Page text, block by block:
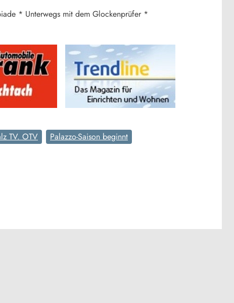
* Unterwegs mit dem Glockenprüfer *
TV. OTV
Palazzo-Saison beginnt